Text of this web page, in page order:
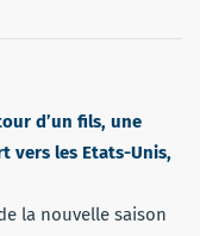
d’un fils, une
vers les Etats-Unis,
la nouvelle saison